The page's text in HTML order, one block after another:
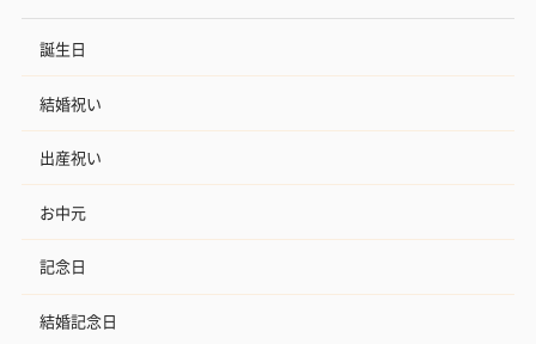
誕生日
結婚祝い
出産祝い
お中元
記念日
結婚記念日